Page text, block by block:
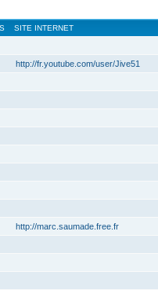
SITE INTERNET
http://fr.youtube.com/user/Jive51
http://marc.saumade.free.fr